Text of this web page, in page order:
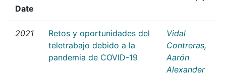
Date
2021
Retos y oportunidades del
teletrabajo debido a la
pandemia de COVID-19
Vidal
Contreras,
Aarón
Alexander